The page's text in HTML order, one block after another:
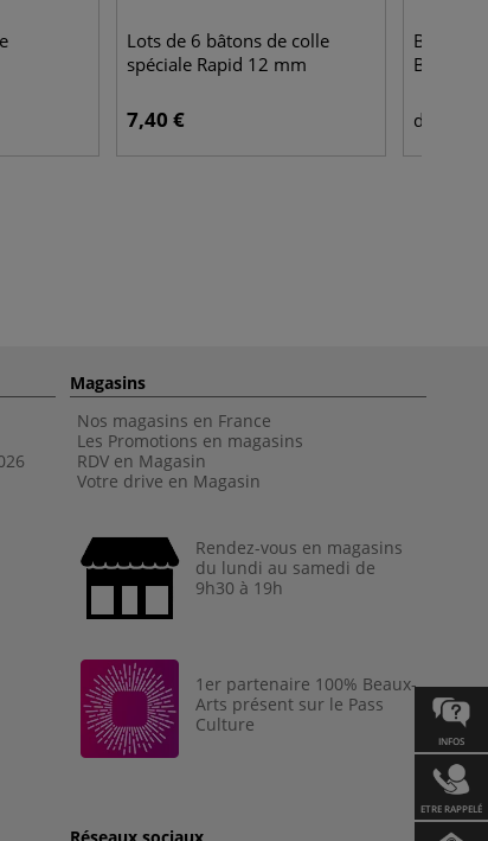
INFOS
ETRE RAPPELÉ
Lots de 6 bâtons de colle
spéciale Rapid 12 mm
7,40 €
Bloc de
Black
dès
6
Magasins
Nos magasins en France
Les Promotions en magasins
RDV en Magasin
Votre drive en Magasin
Rendez-vous en magasins
du lundi au samedi de
9h30 à 19h
1er partenaire 100% Beaux-
Arts présent sur le Pass
Culture